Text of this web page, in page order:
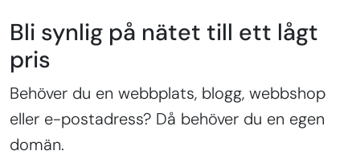
Bli synlig på nätet till ett lågt
pris
Behöver du en webbplats, blogg, webbshop
eller e-postadress? Då behöver du en egen
domän.